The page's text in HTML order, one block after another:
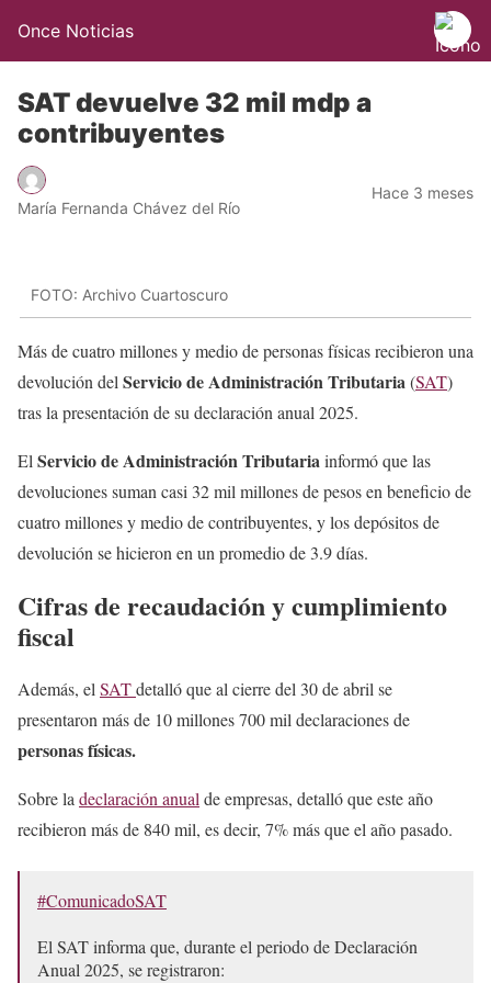
Once Noticias
SAT devuelve 32 mil mdp a
contribuyentes
María Fernanda Chávez del Río
Hace 3 meses
FOTO: Archivo Cuartoscuro
Más de cuatro millones y medio de personas físicas recibieron una
devolución delServicio de Administración Tributaria(SAT)
tras la presentación de su declaración anual 2025.
ElServicio de Administración Tributariainformó que las
devoluciones suman casi 32 mil millones de pesos en beneficio de
cuatro millones y medio de contribuyentes, y los depósitos de
devolución se hicieron en un promedio de 3.9 días.
Cifras de recaudación y cumplimiento
fiscal
Además, elSATdetalló que al cierre del 30 de abril se
presentaron más de 10 millones 700 mil declaraciones de
personas físicas.
Sobre ladeclaración anualde empresas, detalló que este año
recibieron más de 840 mil, es decir, 7% más que el año pasado.
#ComunicadoSAT
El SAT informa que, durante el periodo de Declaración
Anual 2025, se registraron: